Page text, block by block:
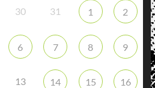
30 31 1 2
6 7 8 9
13 14 15 16